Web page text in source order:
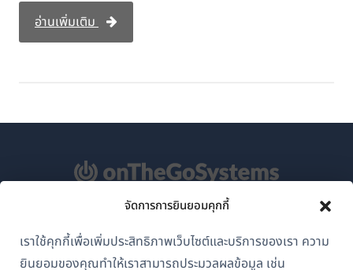
จัดการการยินยอมคุกกี้
เราใช้คุกกี้เพื่อเพิ่มประสิทธิภาพเว็บไซต์และบริการของเรา ความ
ยินยอมของคุณทำให้เราสามารถประมวลผลข้อมูล เช่น
อ่านเพิ่มเติม
GDPR และนโยบายความเป็นส่วนตัว